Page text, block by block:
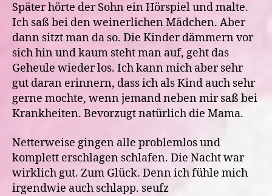
Später hörte der Sohn ein Hörspiel und malte.
Ich saß bei den weinerlichen Mädchen. Aber
dann sitzt man da so. Die Kinder dämmern vor
sich hin und kaum steht man auf, geht das
Geheule wieder los. Ich kann mich aber sehr
gut daran erinnern, dass ich als Kind auch sehr
gerne mochte, wenn jemand neben mir saß bei
Krankheiten. Bevorzugt natürlich die Mama.
Netterweise gingen alle problemlos und
komplett erschlagen schlafen. Die Nacht war
wirklich gut. Zum Glück. Denn ich fühle mich
irgendwie auch schlapp. seufz